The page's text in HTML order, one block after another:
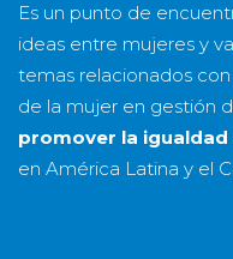
Es un punto de
ideas entre mujeres y
temas relacionados
de la mujer en gestión
promover la igualdad
en América Latina y el